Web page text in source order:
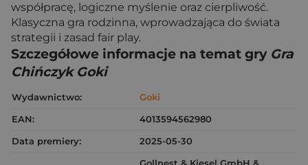
współpracę, logiczne myślenie oraz cierpliwość.
Klasyczna gra rodzinna, wprowadzająca do świata
strategii i zasad fair play.
Szczegółowe informacje na temat gry Gra
Chińczyk Goki
Wydawnictwo:
Goki
EAN:
4013594562980
Data premiery:
2025-05-30